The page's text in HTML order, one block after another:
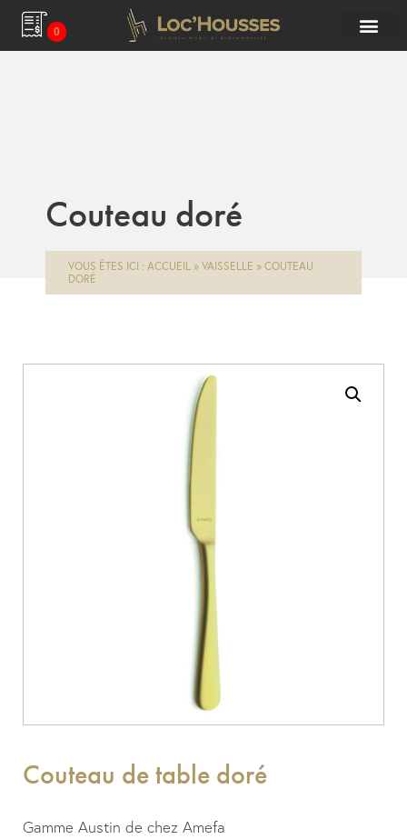
0
Couteau doré
VOUS ÊTES ICI : ACCUEIL » VAISSELLE » COUTEAU
DORÉ
Couteau de table doré
Gamme Austin de chez Amefa